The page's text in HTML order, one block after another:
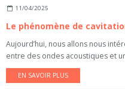
11/04/2025
Le phénomène de
Aujourd’hui, nous allons nous
entre des ondes acoustiques et
EN SAVOIR PLUS